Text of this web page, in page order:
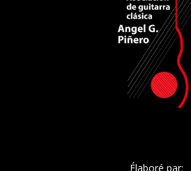
Élaboré par: